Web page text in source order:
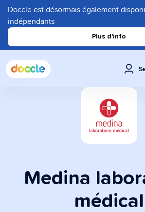
Doccle est désormais également
indépendants
Plus d'info
Medina
médical